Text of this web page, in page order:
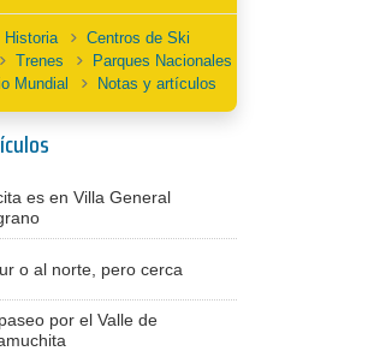
Historia
Centros de Ski
Trenes
Parques Nacionales
Mundial
Notas y artículos
es en Villa General
o al norte, pero cerca
por el Valle de